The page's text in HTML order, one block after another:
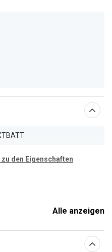
den Eigenschaften
Alle anzeigen